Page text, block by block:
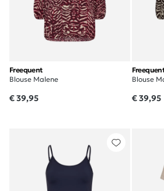
Freequent
Blouse Malene
€ 39,95
Blouse
€ 39,95